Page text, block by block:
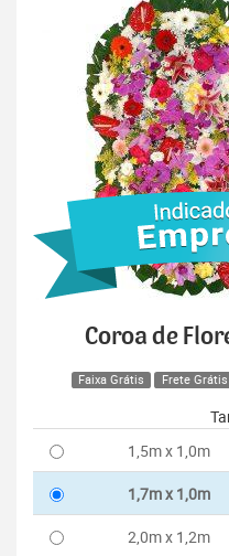
Coroa de
Faixa Grátis Frete Grátis
1,5m x 1,0m
1,7m x 1,0m
2,0m x 1,2m